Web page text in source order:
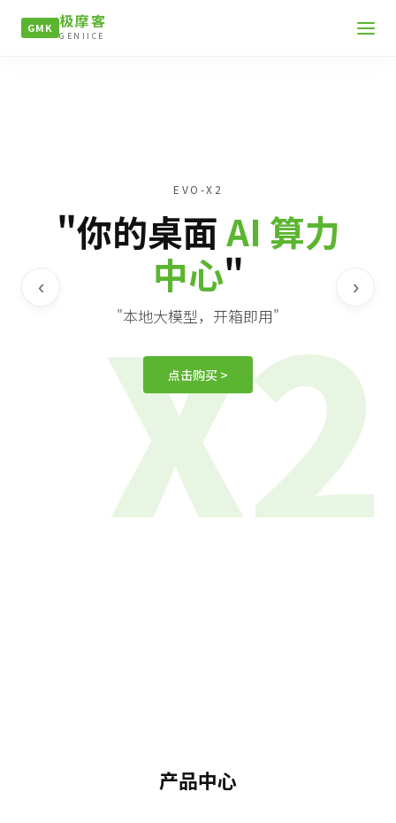
GMK 极摩客
GENIICE
X2
EVO-X2
"你的桌面AI 算力
中心"
"本地大模型，开箱即用"
点击购买 >
‹ ›
产品中心